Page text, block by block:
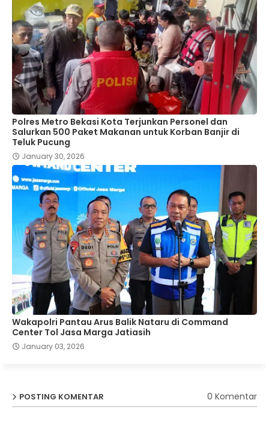
Polres Metro Bekasi Kota Terjunkan Personel dan
Salurkan 500 Paket Makanan untuk Korban Banjir di
Teluk Pucung
January 30, 2026
Wakapolri Pantau Arus Balik Nataru di Command
Center Tol Jasa Marga Jatiasih
January 03, 2026
POSTING KOMENTAR 0 Komentar